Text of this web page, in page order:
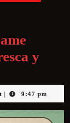
y
9:47 pm